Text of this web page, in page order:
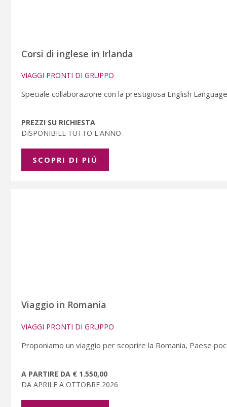
Corsi di inglese in Irlanda
VIAGGI PRONTI DI GRUPPO
Speciale collaborazione con la prestigiosa English
PREZZI SU RICHIESTA
DISPONIBILE TUTTO L'ANNO
SCOPRI DI PIÚ
Viaggio in Romania
VIAGGI PRONTI DI GRUPPO
Proponiamo un viaggio per scoprire la Romania, Paese
A PARTIRE DA € 1.550,00
DA APRILE A OTTOBRE 2026